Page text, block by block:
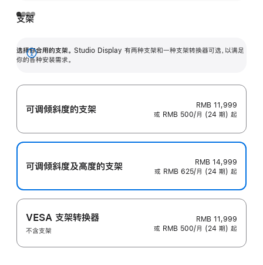
支架
选择你合用的支架。 Studio Display 有两种支架和一种支架转换器可选，以满足
你的各种安装需求。
展
可调倾斜度的支架
RMB 11,999
或 RMB 500/月 (24 期) 起
可调倾斜度及高‍度的支‍架
RMB 14,999
或 RMB 625/月 (24 期) 起
VESA 支架转换器
不含支架
RMB 11,999
或 RMB 500/月 (24 期) 起